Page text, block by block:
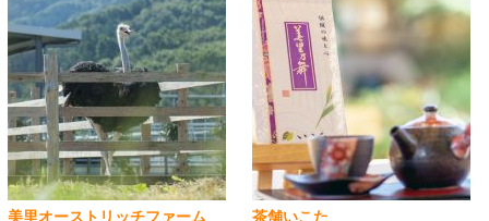
美里オーストリッチファーム 茶舗いこた